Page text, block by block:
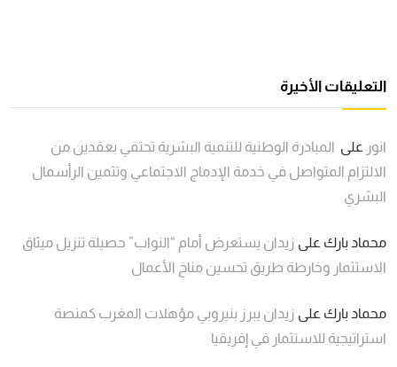
التعليقات الأخيرة
انور على المبادرة الوطنية للتنمية البشرية تحتفي بعقدين من
الالتزام المتواصل في خدمة الإدماج الاجتماعي وتثمين الرأسمال
البشري
محماد بارك على زيدان يستعرض أمام “النواب” حصيلة تنزيل ميثاق
الاستثمار وخارطة طريق تحسين مناخ الأعمال
محماد بارك على زيدان يبرز بنيروبي مؤهلات المغرب كمنصة
استراتيجية للاستثمار في إفريقيا